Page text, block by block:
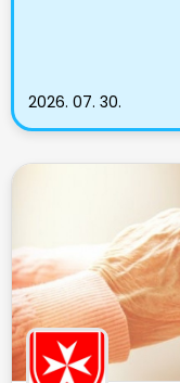
2026. 07. 30.